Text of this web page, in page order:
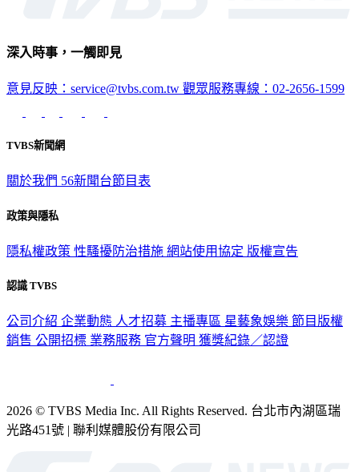
深入時事，一觸即見
意見反映：service@tvbs.com.tw 觀眾服務專線：02-2656-1599
TVBS新聞網
關於我們 56新聞台節目表
政策與隱私
隱私權政策 性騷擾防治措施 網站使用協定 版權宣告
認識 TVBS
公司介紹 企業動態 人才招募 主播專區 星藝象娛樂 節目版權
銷售 公開招標 業務服務 官方聲明 獲獎紀錄／認證
2026 © TVBS Media Inc. All Rights Reserved. 台北市內湖區瑞
光路451號 | 聯利媒體股份有限公司